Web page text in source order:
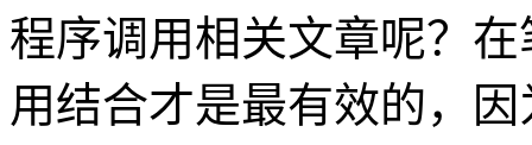
程序调用相关文章呢？
用结合才是最有效的，